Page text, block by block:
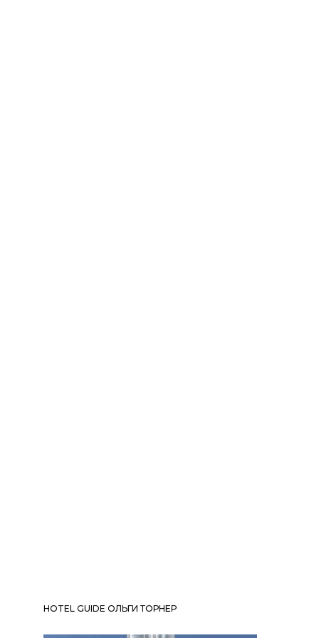
HOTEL GUIDE ОЛЬГИ ТОРНЕР